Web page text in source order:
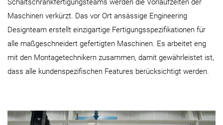
Schaltschrankfertigungsteams werden die Vorlaufzeiten der
Maschinen verkürzt. Das vor Ort ansässige Engineering
Designteam erstellt einzigartige Fertigungsspezifikationen für
alle maßgeschneidert gefertigten Maschinen. Es arbeitet eng
mit den Montagetechnikern zusammen, damit gewährleistet ist,
dass alle kundenspezifischen Features berücksichtigt werden.